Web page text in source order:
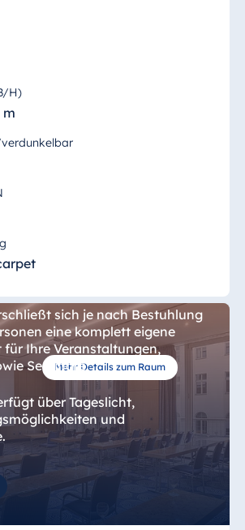
H)
m
Mehr Details zum Raum
des Maritim Hotels
sich je nach Bestuhlung
eine komplett eigene
für Ihre Veranstaltungen,
Seminare.
über Tageslicht,
und
eignet sich hervorragend